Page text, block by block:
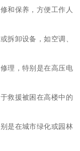
和保养，方便工作人
拆卸设备，如空调、
理，特别是在高压电
救援被困在高楼中的
是在城市绿化或园林